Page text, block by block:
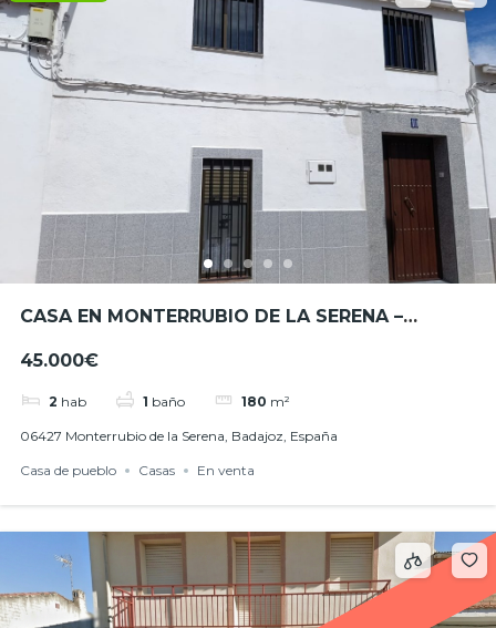
CASA EN MONTERRUBIO DE LA SERENA –
SERENA – REF. JHBA2603
45.000€
2 hab 1 baño 180 m²
06427 Monterrubio de la Serena, Badajoz, España
Casa de pueblo Casas En venta